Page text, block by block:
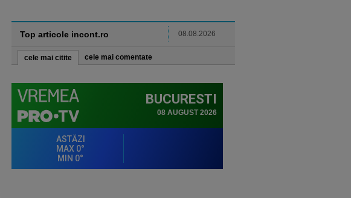
Top articole incont.ro 08.08.2026
cele mai citite cele mai comentate